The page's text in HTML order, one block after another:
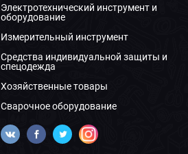
Электротехнический инструмент и
оборудование
Измерительный инструмент
Средства индивидуальной защиты и
спецодежда
Хозяйственные товары
Сварочное оборудование